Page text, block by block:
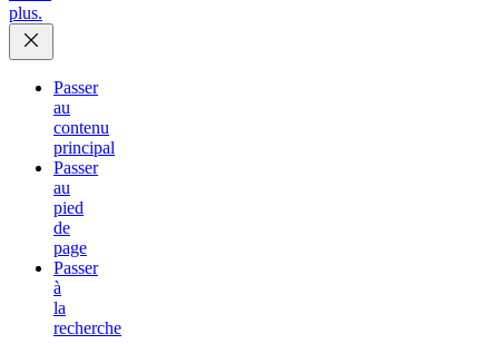
plus.
Passer
au
contenu
principal
Passer
au
pied
de
page
Passer
à
la
recherche